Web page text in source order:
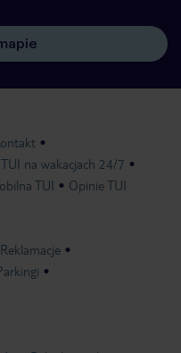
na wakacjach 24/7
TUI Opinie TUI
Reklamacje